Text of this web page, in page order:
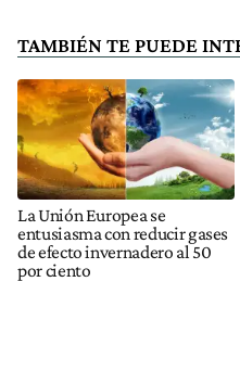
TAMBIÉN TE PUEDE
La Unión Europea se
entusiasma con reducir gases
de efecto invernadero al 50
por ciento